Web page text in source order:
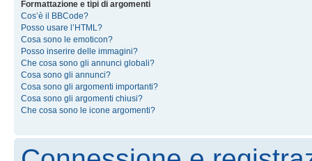
Formattazione e tipi di argomenti
Cos’è il BBCode?
Posso usare l’HTML?
Cosa sono le emoticon?
Posso inserire delle immagini?
Che cosa sono gli annunci globali?
Cosa sono gli annunci?
Cosa sono gli argomenti importanti?
Cosa sono gli argomenti chiusi?
Che cosa sono le icone argomenti?